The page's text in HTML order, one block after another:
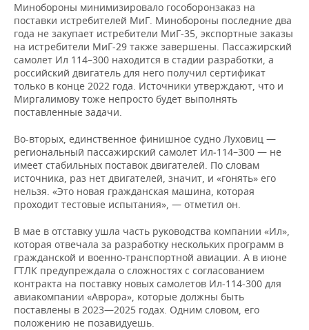
Минобороны минимизировало гособоронзаказ на
поставки истребителей МиГ. Минобороны последние два
года не закупает истребители МиГ-35, экспортные заказы
на истребители МиГ-29 также завершены. Пассажирский
самолет Ил 114–300 находится в стадии разработки, а
российский двигатель для него получил сертификат
только в конце 2022 года. Источники утверждают, что и
Миргалимову тоже непросто будет выполнять
поставленные задачи.
Во-вторых, единственное финишное судно Луховиц —
региональный пассажирский самолет Ил‑114–300 — не
имеет стабильных поставок двигателей. По словам
источника, раз нет двигателей, значит, и «гонять» его
нельзя. «Это новая гражданская машина, которая
проходит тестовые испытания», — отметил он.
В мае в отставку ушла часть руководства компании «Ил»,
которая отвечала за разработку нескольких программ в
гражданской и военно-транспортной авиации. А в июне
ГТЛК предупреждала о сложностях с согласованием
контракта на поставку новых самолетов Ил-114-300 для
авиакомпании «Аврора», которые должны быть
поставлены в 2023—2025 годах. Одним словом, его
положению не позавидуешь.